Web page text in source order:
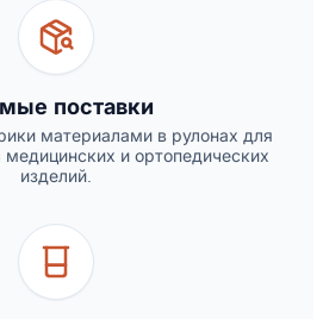
поставки
материалами в рулонах для
медицинских и ортопедических
изделий.